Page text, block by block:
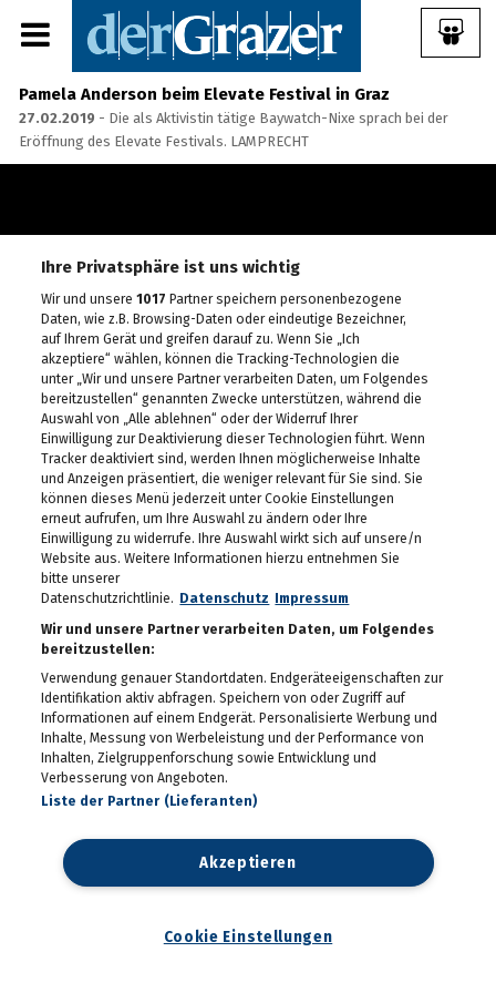
Pamela Anderson beim Elevate Festival in Graz
27.02.2019 - Die als Aktivistin tätige Baywatch-Nixe sprach bei der
Eröffnung des Elevate Festivals. LAMPRECHT
ANMELDEN
IMPRESSUM
Ein Frühstück für die
Annenstraße - Das vierte
Annenfrühstück
22.07.2026
Seit 50 Jahren steht
Starkoch Johann Lafer in
der Küche
22.07.2026
Spiel, Spaß und Lernen in
der Kinderstadt Bibongo
14.07.2026
Die Grüne Nacht des
steirischen Tourismus
09.07.2026
Sommerfest der
Industriellenvereinigung
Steiermark 2026
WM 2026: Ganz Graz
Nationalelf
Die Innenstadt wurde zum
Ihre Privatsphäre ist uns wichtig
Wir und unsere1017 Partner speichern personenbezogene
Daten, wie z.B. Browsing-Daten oder eindeutige Bezeichner,
auf Ihrem Gerät und greifen darauf zu. Wenn Sie „Ich
akzeptiere“ wählen, können die Tracking-Technologien die
unter „Wir und unsere Partner verarbeiten Daten, um Folgendes
bereitzustellen“ genannten Zwecke unterstützen, während die
Auswahl von „Alle ablehnen“ oder der Widerruf Ihrer
Einwilligung zur Deaktivierung dieser Technologien führt. Wenn
Tracker deaktiviert sind, werden Ihnen möglicherweise Inhalte
und Anzeigen präsentiert, die weniger relevant für Sie sind. Sie
können dieses Menü jederzeit unter Cookie Einstellungen
erneut aufrufen, um Ihre Auswahl zu ändern oder Ihre
Einwilligung zu widerrufe. Ihre Auswahl wirkt sich auf unsere/n
Website aus. Weitere Informationen hierzu entnehmen Sie
bitte unserer
Datenschutzrichtlinie.
Datenschutz
Impressum
Wir und unsere Partner verarbeiten Daten, um Folgendes
bereitzustellen:
Verwendung genauer Standortdaten. Endgeräteeigenschaften zur
Identifikation aktiv abfragen. Speichern von oder Zugriff auf
Informationen auf einem Endgerät. Personalisierte Werbung und
Inhalte, Messung von Werbeleistung und der Performance von
Inhalten, Zielgruppenforschung sowie Entwicklung und
Verbesserung von Angeboten.
Liste der Partner (Lieferanten)
Akzeptieren
Cookie Einstellungen